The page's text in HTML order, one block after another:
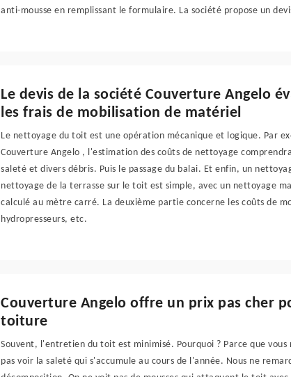
anti-mousse en remplissant le formulaire. La société propose un
Le devis de la société Couverture Angelo
les frais de mobilisation de matériel
Le nettoyage du toit est une opération mécanique et logique. Par
Couverture Angelo , l'estimation des coûts de nettoyage
saleté et divers débris. Puis le passage du balai. Et enfin, un
nettoyage de la terrasse sur le toit est simple, avec un nettoyage
calculé au mètre carré. La deuxième partie concerne les coûts de
hydropresseurs, etc.
Couverture Angelo offre un prix pas cher
toiture
Souvent, l'entretien du toit est minimisé. Pourquoi ? Parce que vous
pas voir la saleté qui s'accumule au cours de l'année. Nous ne